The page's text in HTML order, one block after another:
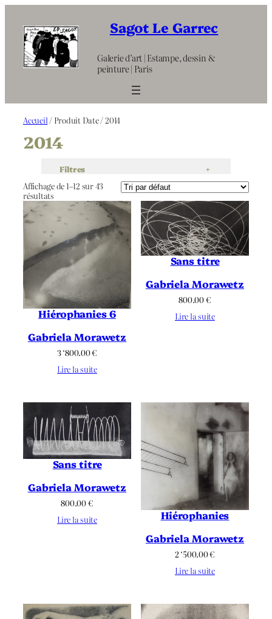
contenu
Sagot Le Garrec
Galerie d’art | Estampe, dessin &
peinture | Paris
Accueil / Produit Date / 2014
2014
Filtres +
Affichage de 1–12 sur 43
résultats
Hiérophanies 6
Gabriela Morawetz
3 ‘800.00€
Lire la suite
Sans titre
Gabriela Morawetz
800.00€
Lire la suite
Sans titre
Gabriela Morawetz
800.00€
Lire la suite
Hiérophanies
Gabriela Morawetz
2 ‘500.00€
Lire la suite